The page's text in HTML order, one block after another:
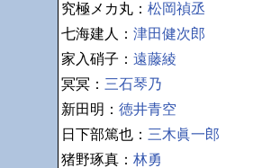
究極メカ丸： 松岡禎丞
七海建人： 津田健次郎
家入硝子： 遠藤綾
冥冥： 三石琴乃
新田明： 徳井青空
日下部篤也： 三木眞一郎
猪野琢真： 林勇